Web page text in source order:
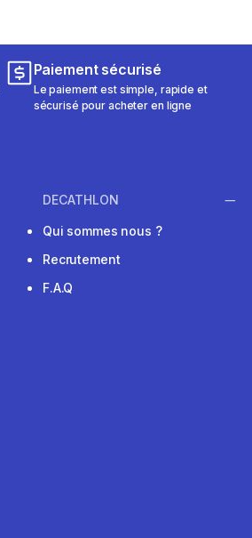
Paiement sécurisé
Le paiement est simple, rapide et
sécurisé pour acheter en ligne
DECATHLON
Qui sommes nous ?
Recrutement
F.A.Q